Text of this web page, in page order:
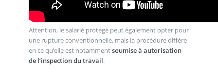
Attention, le salarié protégé peut également opter pour
une rupture conventionnelle, mais la procédure diffère
en ce qu’elle est notammentsoumise à autorisation
de l’inspection du travail.